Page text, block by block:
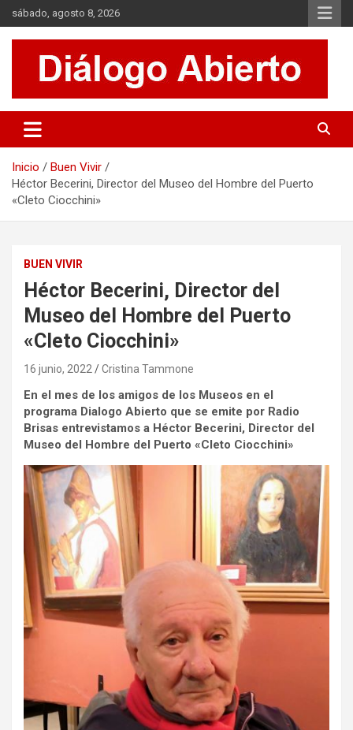
Saltar
al
contenido
sábado, agosto 8, 2026
Diálogo Abierto
Se tratan diversos temas de actualidad buscando hacer un
aporte a la sociedad, brindando información relevante de lo que
Inicio
Buen Vivir
Héctor Becerini, Director del Museo del Hombre del Puerto
«Cleto Ciocchini»
BUEN VIVIR
Héctor Becerini, Director del
Museo del Hombre del Puerto
«Cleto Ciocchini»
16 junio, 2022 Cristina Tammone
En el mes de los amigos de los Museos en el
programa Dialogo Abierto que se emite por Radio
Brisas entrevistamos a Héctor Becerini, Director del
Museo del Hombre del Puerto «Cleto Ciocchini»